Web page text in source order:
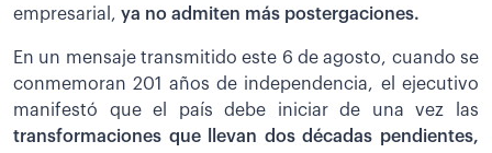
empresarial, ya no admiten más postergaciones.
En un mensaje transmitido este 6 de agosto, cuando se
conmemoran 201 años de independencia, el ejecutivo
manifestó que el país debe iniciar de una vez las
transformaciones que llevan dos décadas pendientes,